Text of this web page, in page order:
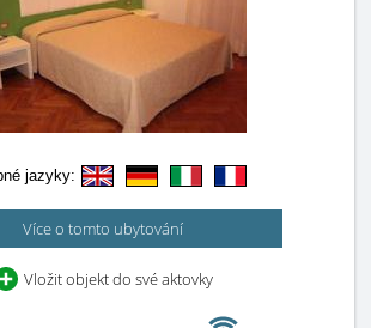
jazyky:
Více o tomto ubytování
Vložit objekt do své aktovky